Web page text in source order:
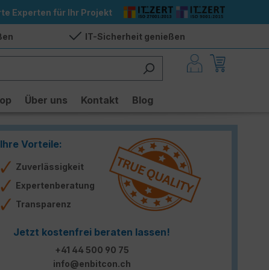
Experten für Ihr Projekt
IT-Sicherheit genießen
Über uns Kontakt Blog
Ihre Vorteile:
Zuverlässigkeit
Expertenberatung
Transparenz
Jetzt kostenfrei beraten lassen!
+41 44 500 90 75
info@enbitcon.ch